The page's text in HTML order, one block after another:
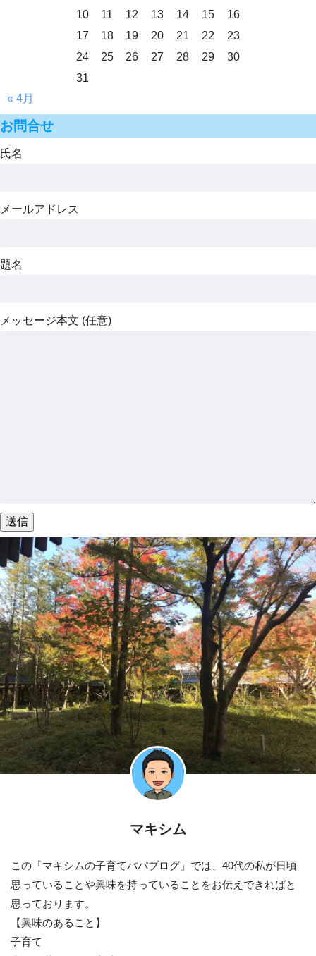
10
11 12 13 14 15
16
17
18 19 20 21 22
23
24
25 26 27 28 29
30
31
« 4月
お問合せ
氏名
メールアドレス
題名
メッセージ本文 (任意)
マキシム
この「マキシムの子育てパパブログ」では、40代の私が日頃
思っていることや興味を持っていることをお伝えできればと
思っております。
【興味のあること】
子育て